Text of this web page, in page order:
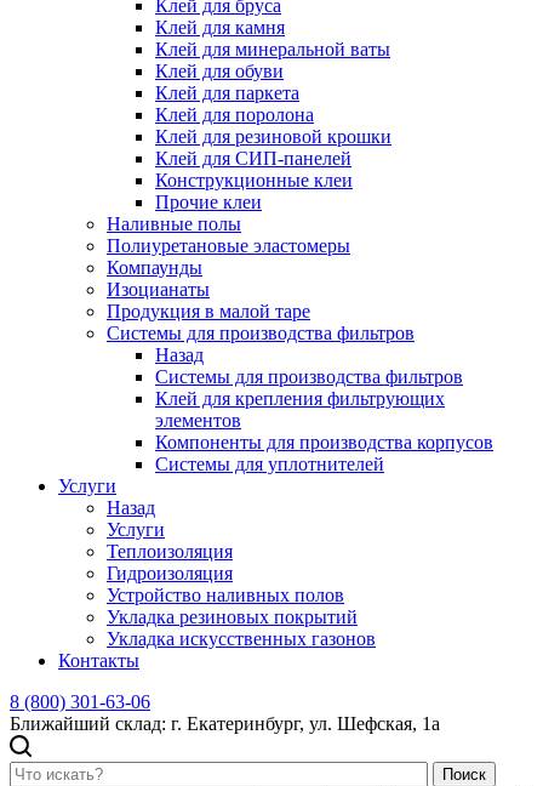
Клей для бруса
Клей для камня
Клей для минеральной ваты
Клей для обуви
Клей для паркета
Клей для поролона
Клей для резиновой крошки
Клей для СИП-панелей
Конструкционные клеи
Прочие клеи
Наливные полы
Полиуретановые эластомеры
Компаунды
Изоцианаты
Продукция в малой таре
Системы для производства фильтров
Назад
Системы для производства фильтров
Клей для крепления фильтрующих
элементов
Компоненты для производства корпусов
Системы для уплотнителей
Услуги
Назад
Услуги
Теплоизоляция
Гидроизоляция
Устройство наливных полов
Укладка резиновых покрытий
Укладка искусственных газонов
Контакты
8 (800) 301-63-06
Ближайший склад: г. Екатеринбург, ул. Шефская, 1а
Поиск